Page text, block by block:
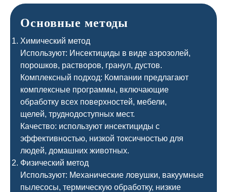
Основные методы
Химический метод
Используют: Инсектициды в виде аэрозолей,
порошков, растворов, гранул, дустов.
Комплексный подход: Компании предлагают
комплексные программы, включающие
обработку всех поверхностей, мебели,
щелей, труднодоступных мест.
Качество: используют инсектициды с
эффективностью, низкой токсичностью для
людей, домашних животных.
Физический метод
Используют: Механические ловушки, вакуумные
пылесосы, термическую обработку, низкие